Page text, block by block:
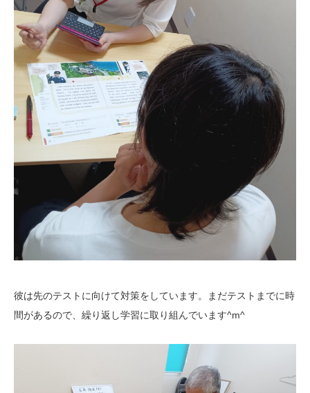
彼は先のテストに向けて対策をしています。まだテストまでに時
間があるので、繰り返し学習に取り組んでいます^m^